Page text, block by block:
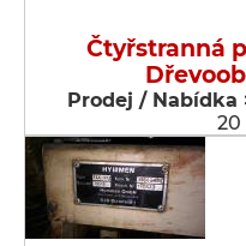
Čtyřstranná
Prodej / Nabídka
20